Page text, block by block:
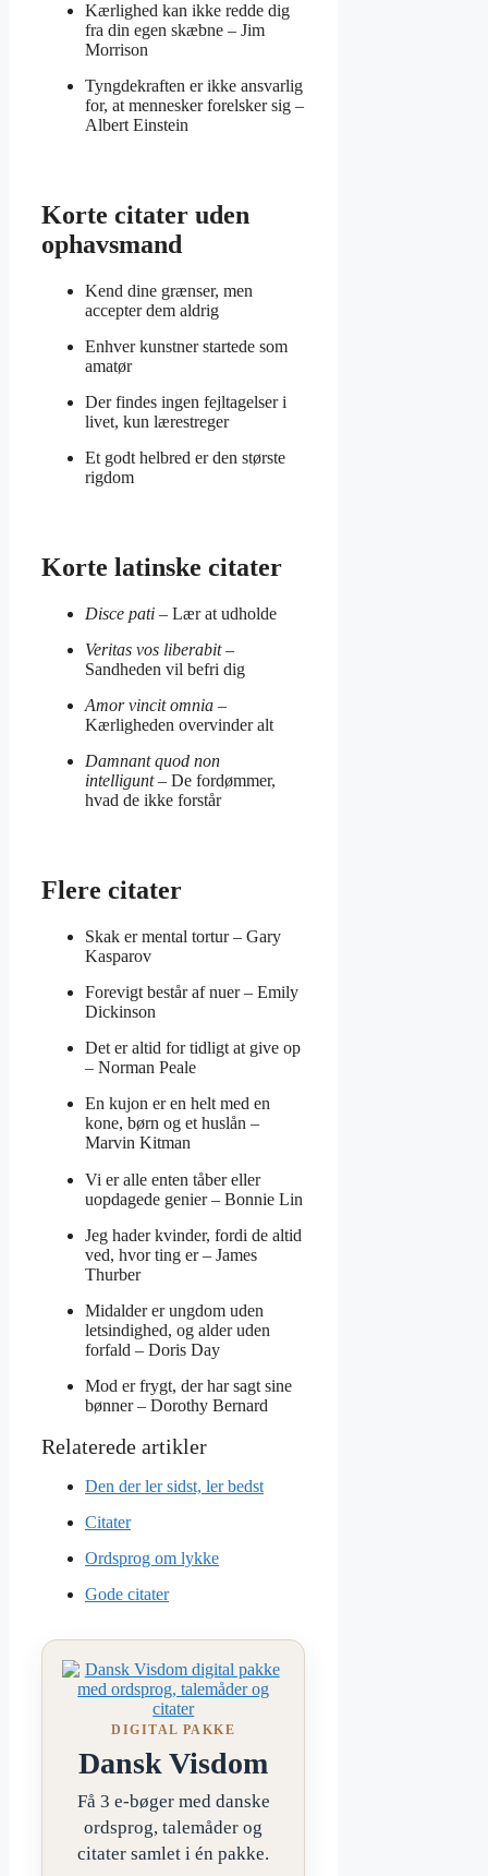
Kærlighed kan ikke redde dig
fra din egen skæbne – Jim
Morrison
Tyngdekraften er ikke ansvarlig
for, at mennesker forelsker sig –
Albert Einstein
Korte citater uden
ophavsmand
Kend dine grænser, men
accepter dem aldrig
Enhver kunstner startede som
amatør
Der findes ingen fejltagelser i
livet, kun lærestreger
Et godt helbred er den største
rigdom
Korte latinske citater
Disce pati – Lær at udholde
Veritas vos liberabit–
Sandheden vil befri dig
Amor vincit omnia –
Kærligheden overvinder alt
Damnant quod non
intelligunt– De fordømmer,
hvad de ikke forstår
Flere citater
Skak er mental tortur – Gary
Kasparov
Forevigt består af nuer – Emily
Dickinson
Det er altid for tidligt at give op
– Norman Peale
En kujon er en helt med en
kone, børn og et huslån –
Marvin Kitman
Vi er alle enten tåber eller
uopdagede genier – Bonnie Lin
Jeg hader kvinder, fordi de altid
ved, hvor ting er – James
Thurber
Midalder er ungdom uden
letsindighed, og alder uden
forfald – Doris Day
Mod er frygt, der har sagt sine
bønner – Dorothy Bernard
Den der ler sidst, ler bedst
Citater
Ordsprog om lykke
Gode citater
DIGITAL PAKKE
Dansk Visdom
Få 3 e-bøger med danske
ordsprog, talemåder og
citater samlet i én pakke.